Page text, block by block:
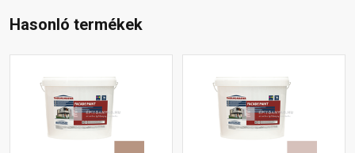
Hasonló termékek